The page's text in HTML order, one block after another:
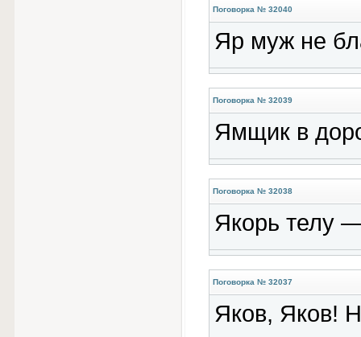
Поговорка № 32040
Яр муж не
Поговорка № 32039
Ямщик в
Поговорка № 32038
Якорь телу
Поговорка № 32037
Яков, Яков!